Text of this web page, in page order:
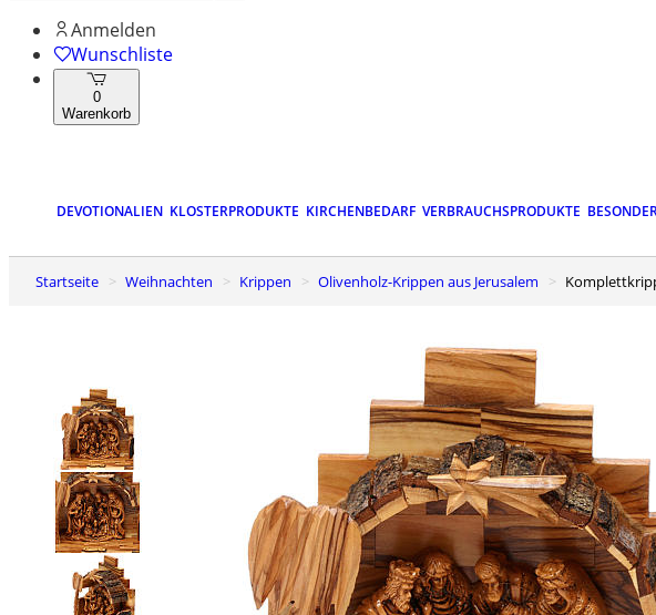
Anmelden
Wunschliste
0
Warenkorb
DEVOTIONALIEN KLOSTERPRODUKTE KIRCHENBEDARF VERBRAUCHSPRODUKTE
Startseite Weihnachten Krippen Olivenholz-Krippen aus Jerusalem